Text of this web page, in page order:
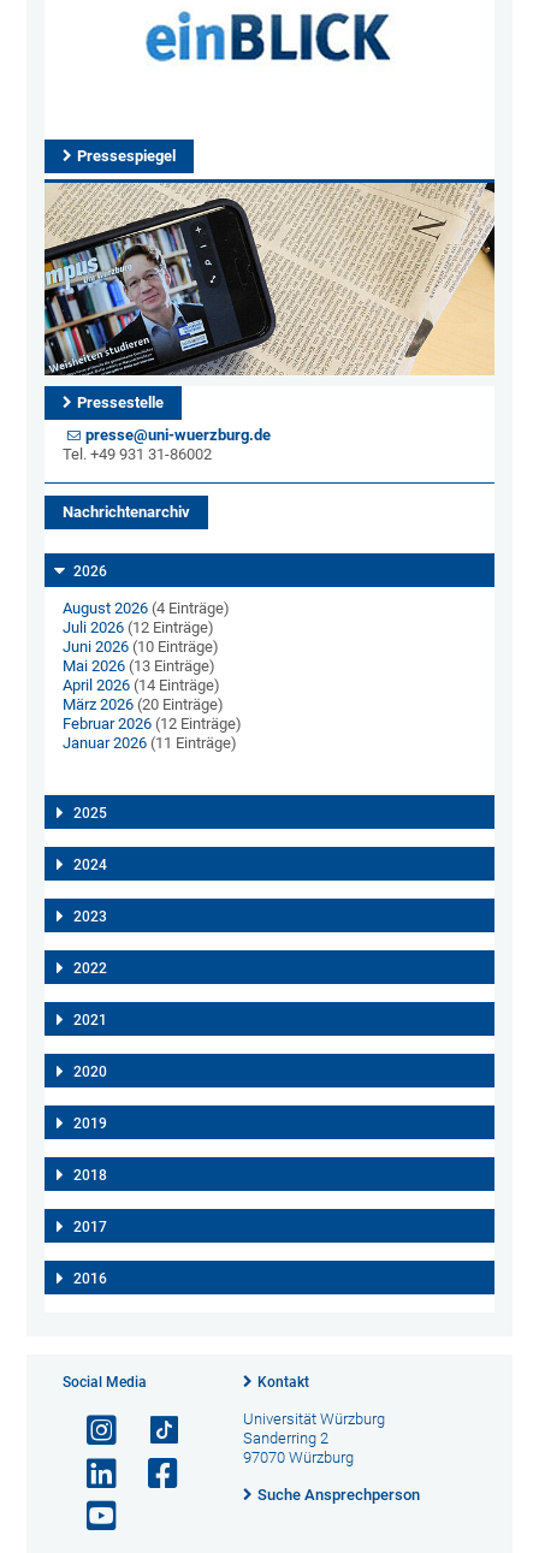
Pressespiegel
Pressestelle
presse@uni-wuerzburg.de
Tel. +49 931 31-86002
Nachrichtenarchiv
2026
August 2026 (4 Einträge)
Juli 2026 (12 Einträge)
Juni 2026 (10 Einträge)
Mai 2026 (13 Einträge)
April 2026 (14 Einträge)
März 2026 (20 Einträge)
Februar 2026 (12 Einträge)
Januar 2026 (11 Einträge)
2025
2024
2023
2022
2021
2020
2019
2018
2017
2016
Social Media Kontakt
Universität Würzburg
Sanderring 2
97070 Würzburg
Suche Ansprechperson